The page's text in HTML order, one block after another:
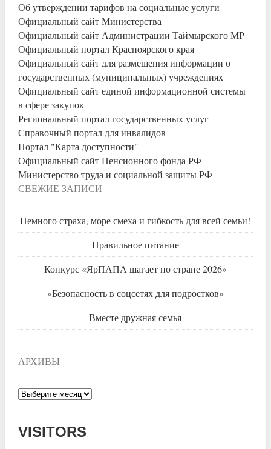
Об утверждении тарифов на социальные услуги
Официальный сайт Министерства
Официальный сайт Администрации Таймырского МР
Официальный портал Красноярского края
Официальный сайт для размещения информации о
государственных (муниципальных) учреждениях
Официальный сайт единой информационной системы
в сфере закупок
Региональный портал государственных услуг
Справочный портал для инвалидов
Портал "Карта доступности"
Официальный сайт Пенсионного фонда РФ
Министерство труда и социальной защиты РФ
СВЕЖИЕ ЗАПИСИ
Немного страха, море смеха и гибкость для всей семьи!
Правильное питание
Конкурс «ЯрПАПА шагает по стране 2026»
«Безопасность в соцсетях для подростков»
Вместе дружная семья
АРХИВЫ
Архивы
VISITORS